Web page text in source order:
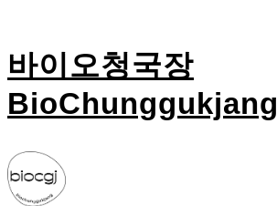
바이오청국장
BioChunggukjang